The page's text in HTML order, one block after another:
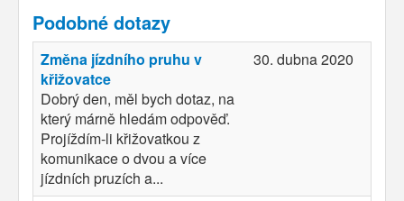
Podobné dotazy
Změna jízdního pruhu v
křižovatce
Dobrý den, měl bych dotaz, na
který márně hledám odpověď.
Projíždím-li křižovatkou z
komunikace o dvou a více
jízdních pruzích a...
30. dubna 2020